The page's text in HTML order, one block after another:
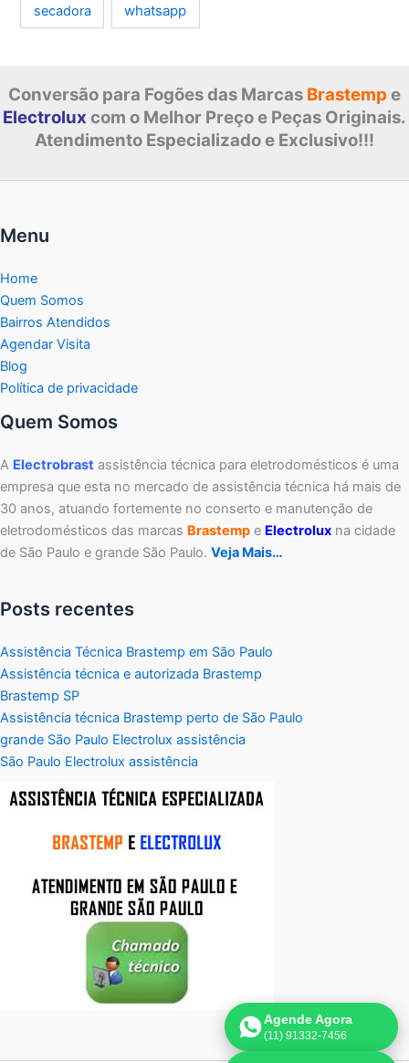
secadora whatsapp
Conversão para Fogões das Marcas Brastemp e
Electrolux com o Melhor Preço e Peças Originais.
Atendimento Especializado e Exclusivo!!!
Menu
Home
Quem Somos
Bairros Atendidos
Agendar Visita
Blog
Política de privacidade
Quem Somos
A Electrobrast assistência técnica para eletrodomésticos é uma
empresa que esta no mercado de assistência técnica há mais de
30 anos, atuando fortemente no conserto e manutenção de
eletrodomésticos das marcas Brastemp e Electrolux na cidade
de São Paulo e grande São Paulo. Veja Mais…
Posts recentes
Assistência Técnica Brastemp em São Paulo
Assistência técnica e autorizada Brastemp
Brastemp SP
Assistência técnica Brastemp perto de São Paulo
grande São Paulo Electrolux assistência
São Paulo Electrolux assistência
Agende Agora
(11) 91332-7456